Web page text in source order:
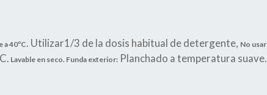
a 40ºC. Utilizar1/3 de la dosis habitual de detergente, No usar
Lavable en seco. Funda exterior: Planchado a temperatura suave.